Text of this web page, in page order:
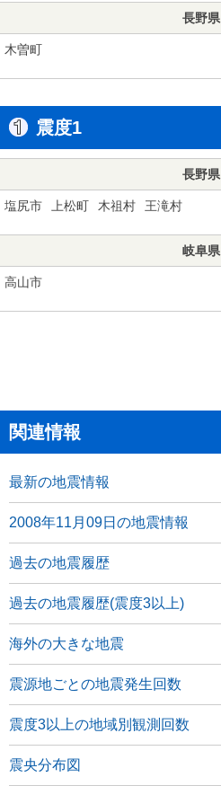
長野県
木曽町
震度1
長野県
塩尻市 上松町 木祖村 王滝村
岐阜県
高山市
関連情報
最新の地震情報
2008年11月09日の地震情報
過去の地震履歴
過去の地震履歴(震度3以上)
海外の大きな地震
震源地ごとの地震発生回数
震度3以上の地域別観測回数
震央分布図